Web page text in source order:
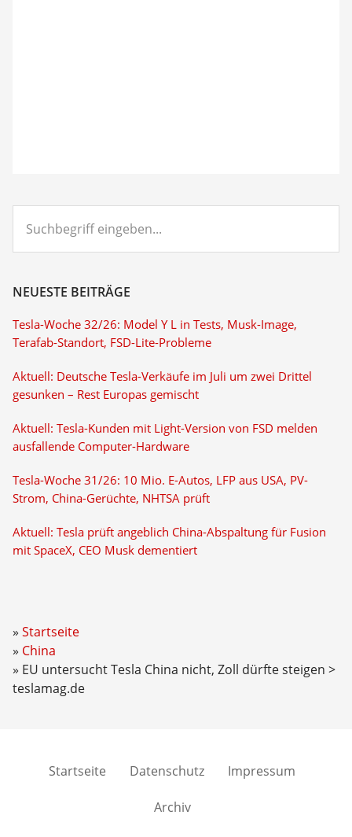
eingeben...
NEUESTE BEITRÄGE
Tesla-Woche 32/26: Model Y L in Tests, Musk-Image,
Terafab-Standort, FSD-Lite-Probleme
Aktuell: Deutsche Tesla-Verkäufe im Juli um zwei Drittel
gesunken – Rest Europas gemischt
Aktuell: Tesla-Kunden mit Light-Version von FSD melden
ausfallende Computer-Hardware
Tesla-Woche 31/26: 10 Mio. E-Autos, LFP aus USA, PV-
Strom, China-Gerüchte, NHTSA prüft
Aktuell: Tesla prüft angeblich China-Abspaltung für Fusion
mit SpaceX, CEO Musk dementiert
Startseite
China
EU untersucht Tesla China nicht, Zoll dürfte steigen >
teslamag.de
Startseite Datenschutz Impressum
Archiv